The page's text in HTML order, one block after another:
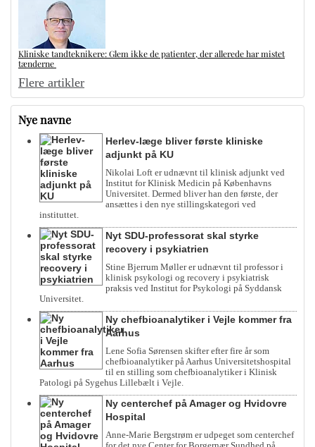
Kliniske tandteknikere: Glem ikke de patienter, der allerede har mistet
tænderne
Flere artikler
Nye navne
Herlev-læge bliver første kliniske
adjunkt på KU
Nikolai Loft er udnævnt til klinisk adjunkt ved
Institut for Klinisk Medicin på Københavns
Universitet. Dermed bliver han den første, der
ansættes i den nye stillingskategori ved
instituttet.
Nyt SDU-professorat skal styrke
recovery i psykiatrien
Stine Bjerrum Møller er udnævnt til professor i
klinisk psykologi og recovery i psykiatrisk
praksis ved Institut for Psykologi på Syddansk
Universitet.
Ny chefbioanalytiker i Vejle kommer fra
Aarhus
Lene Sofia Sørensen skifter efter fire år som
chefbioanalytiker på Aarhus Universitetshospital
til en stilling som chefbioanalytiker i Klinisk
Patologi på Sygehus Lillebælt i Vejle.
Ny centerchef på Amager og Hvidovre
Hospital
Anne-Marie Bergstrøm er udpeget som centerchef